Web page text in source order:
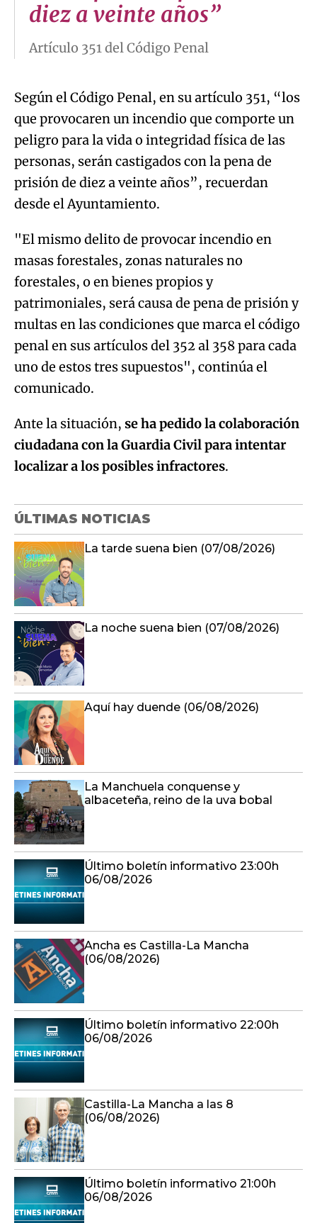
diez a veinte años”
Artículo 351 del Código Penal
Según el Código Penal, en su artículo 351, “los
que provocaren un incendio que comporte un
peligro para la vida o integridad física de las
personas, serán castigados con la pena de
prisión de diez a veinte años”, recuerdan
desde el Ayuntamiento.
"El mismo delito de provocar incendio en
masas forestales, zonas naturales no
forestales, o en bienes propios y
patrimoniales, será causa de pena de prisión y
multas en las condiciones que marca el código
penal en sus artículos del 352 al 358 para cada
uno de estos tres supuestos", continúa el
comunicado.
Ante la situación, se ha pedido la colaboración
ciudadana con la Guardia Civil para intentar
localizar a los posibles infractores.
ÚLTIMAS NOTICIAS
La tarde suena bien (07/08/2026)
La noche suena bien (07/08/2026)
Aquí hay duende (06/08/2026)
La Manchuela conquense y
albaceteña, reino de la uva bobal
Último boletín informativo 23:00h
06/08/2026
Ancha es Castilla-La Mancha
(06/08/2026)
Último boletín informativo 22:00h
06/08/2026
Castilla-La Mancha a las 8
(06/08/2026)
Último boletín informativo 21:00h
06/08/2026